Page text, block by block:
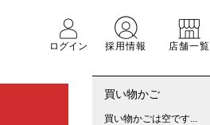
ログイン
採用情報 店舗一覧
買い物かご
買い物かごは空です...